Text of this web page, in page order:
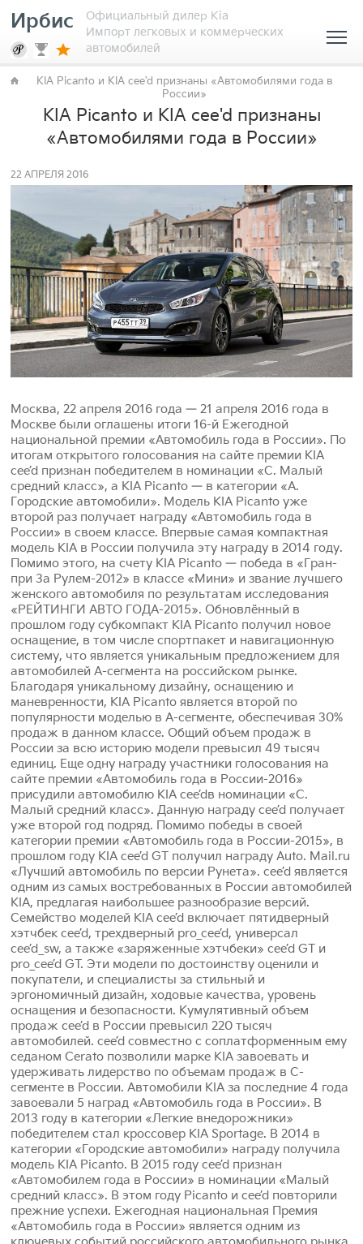
Ирбис
Официальный дилер Kia
Импорт легковых и коммерческих
автомобилей
KIA Picanto и KIA cee'd признаны «Автомобилями года в
России»
KIA Picanto и KIA cee'd признаны
«Автомобилями года в России»
22 АПРЕЛЯ 2016
Москва, 22 апреля 2016 года — 21 апреля 2016 года в
Москве были оглашены итоги 16-й Ежегодной
национальной премии «Автомобиль года в России». По
итогам открытого голосования на сайте премии KIA
cee’d признан победителем в номинации «С. Малый
средний класс», а KIA Picanto — в категории «А.
Городские автомобили». Модель KIA Picanto уже
второй раз получает награду «Автомобиль года в
России» в своем классе. Впервые самая компактная
модель KIA в России получила эту награду в 2014 году.
Помимо этого, на счету KIA Picanto — победа в «Гран-
при За Рулем-2012» в классе «Мини» и звание лучшего
женского автомобиля по результатам исследования
«РЕЙТИНГИ АВТО ГОДА-2015». Обновлённый в
прошлом году субкомпакт KIA Picanto получил новое
оснащение, в том числе спортпакет и навигационную
систему, что является уникальным предложением для
автомобилей А-сегмента на российском рынке.
Благодаря уникальному дизайну, оснащению и
маневренности, KIA Picanto является второй по
популярности моделью в А-сегменте, обеспечивая 30%
продаж в данном классе. Общий объем продаж в
России за всю историю модели превысил 49 тысяч
единиц. Еще одну награду участники голосования на
сайте премии «Автомобиль года в России-2016»
присудили автомобилю KIA cee’dв номинации «С.
Малый средний класс». Данную награду cee’d получает
уже второй год подряд. Помимо победы в своей
категории премии «Автомобиль года в России-2015», в
прошлом году KIA cee’d GT получил награду Auto. Mail.ru
«Лучший автомобиль по версии Рунета». cee’d является
одним из самых востребованных в России автомобилей
KIA, предлагая наибольшее разнообразие версий.
Семейство моделей KIA cee’d включает пятидверный
хэтчбек cee’d, трехдверный pro_cee’d, универсал
cee’d_sw, а также «заряженные хэтчбеки» cee’d GT и
pro_cee’d GT. Эти модели по достоинству оценили и
покупатели, и специалисты за стильный и
эргономичный дизайн, ходовые качества, уровень
оснащения и безопасности. Кумулятивный объем
продаж cee’d в России превысил 220 тысяч
автомобилей. cee’d совместно с соплатформенным ему
седаном Cerato позволили марке KIA завоевать и
удерживать лидерство по объемам продаж в С-
сегменте в России. Автомобили KIA за последние 4 года
завоевали 5 наград «Автомобиль года в России». В
2013 году в категории «Легкие внедорожники»
победителем стал кроссовер KIA Sportage. В 2014 в
категории «Городские автомобили» награду получила
модель KIA Picanto. В 2015 году cee’d признан
«Автомобилем года в России» в номинации «Малый
средний класс». В этом году Picanto и cee’d повторили
прежние успехи. Ежегодная национальная Премия
«Автомобиль года в России» является одним из